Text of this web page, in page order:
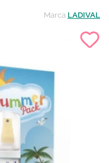
Marca LADIVAL